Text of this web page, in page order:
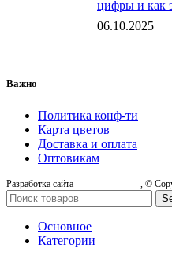
цифры и как
06.10.2025
Важно
Политика конф-ти
Карта цветов
Доставка и оплата
Оптовикам
Разработка сайта , ©
Основное
Категории